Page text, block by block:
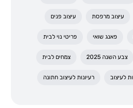
עיצוב מרפסת עיצוב פנים
פאנג שואי פריטי נוי לבית
צבע השנה 2025 צמחים לבית
לעיצוב רעיונות לעיצוב חתונה